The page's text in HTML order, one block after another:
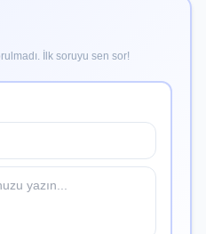
İlk soruyu sen sor!